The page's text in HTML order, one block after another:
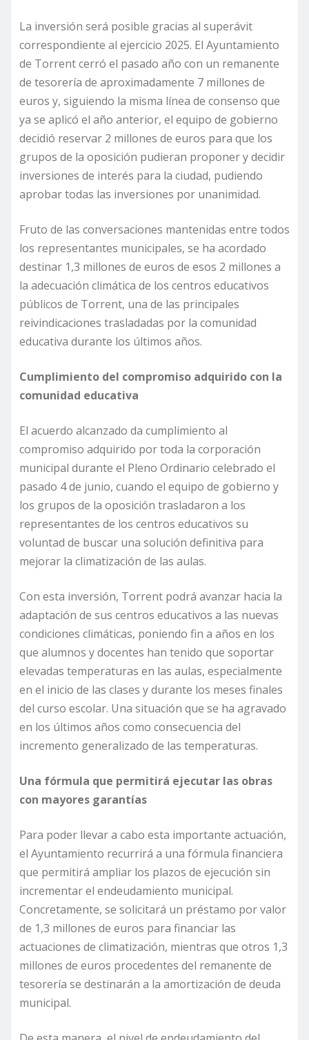
La inversión será posible gracias al superávit
correspondiente al ejercicio 2025. El Ayuntamiento
de Torrent cerró el pasado año con un remanente
de tesorería de aproximadamente 7 millones de
euros y, siguiendo la misma línea de consenso que
ya se aplicó el año anterior, el equipo de gobierno
decidió reservar 2 millones de euros para que los
grupos de la oposición pudieran proponer y decidir
inversiones de interés para la ciudad, pudiendo
aprobar todas las inversiones por unanimidad.
Fruto de las conversaciones mantenidas entre todos
los representantes municipales, se ha acordado
destinar 1,3 millones de euros de esos 2 millones a
la adecuación climática de los centros educativos
públicos de Torrent, una de las principales
reivindicaciones trasladadas por la comunidad
educativa durante los últimos años.
Cumplimiento del compromiso adquirido con la
comunidad educativa
El acuerdo alcanzado da cumplimiento al
compromiso adquirido por toda la corporación
municipal durante el Pleno Ordinario celebrado el
pasado 4 de junio, cuando el equipo de gobierno y
los grupos de la oposición trasladaron a los
representantes de los centros educativos su
voluntad de buscar una solución definitiva para
mejorar la climatización de las aulas.
Con esta inversión, Torrent podrá avanzar hacia la
adaptación de sus centros educativos a las nuevas
condiciones climáticas, poniendo fin a años en los
que alumnos y docentes han tenido que soportar
elevadas temperaturas en las aulas, especialmente
en el inicio de las clases y durante los meses finales
del curso escolar. Una situación que se ha agravado
en los últimos años como consecuencia del
incremento generalizado de las temperaturas.
Una fórmula que permitirá ejecutar las obras
con mayores garantías
Para poder llevar a cabo esta importante actuación,
el Ayuntamiento recurrirá a una fórmula financiera
que permitirá ampliar los plazos de ejecución sin
incrementar el endeudamiento municipal.
Concretamente, se solicitará un préstamo por valor
de 1,3 millones de euros para financiar las
actuaciones de climatización, mientras que otros 1,3
millones de euros procedentes del remanente de
tesorería se destinarán a la amortización de deuda
municipal.